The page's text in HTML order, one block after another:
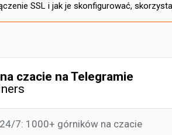
SSL i jak je skonfigurować,
czacie na Telegramie
7: 1000+ górników na czacie